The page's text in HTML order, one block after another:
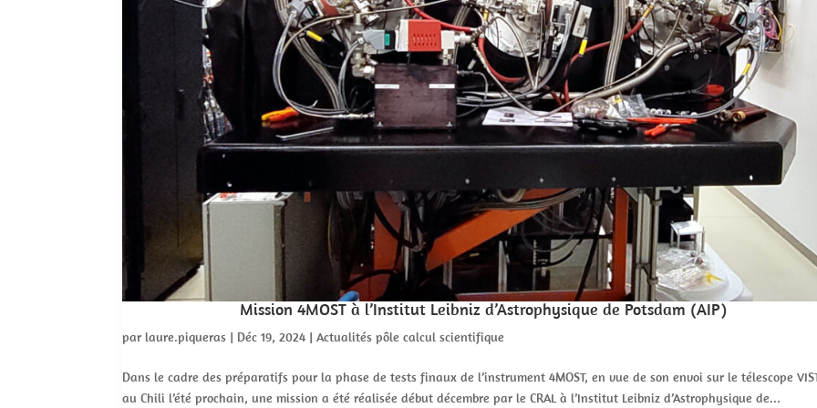
Mission 4MOST à l’Institut Leibniz d’Astrophysique de Potsdam (AIP)
parlaure.piqueras | Déc 19, 2024 |Actualités pôle calcul scientifique
Dans le cadre des préparatifs pour la phase de tests finaux de l’instrument 4MOST, en vue de son envoi sur le télescope
au Chili l’été prochain, une mission a été réalisée début décembre par le CRAL à l’Institut Leibniz d’Astrophysique de...